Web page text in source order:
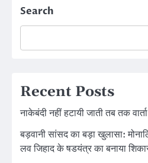
Search
Recent Posts
नाकेबंदी नहीं हटायी जाती तब तक
बड़वानी सांसद का बड़ा खुलासा:
लव जिहाद के षडयंत्र का बनाया